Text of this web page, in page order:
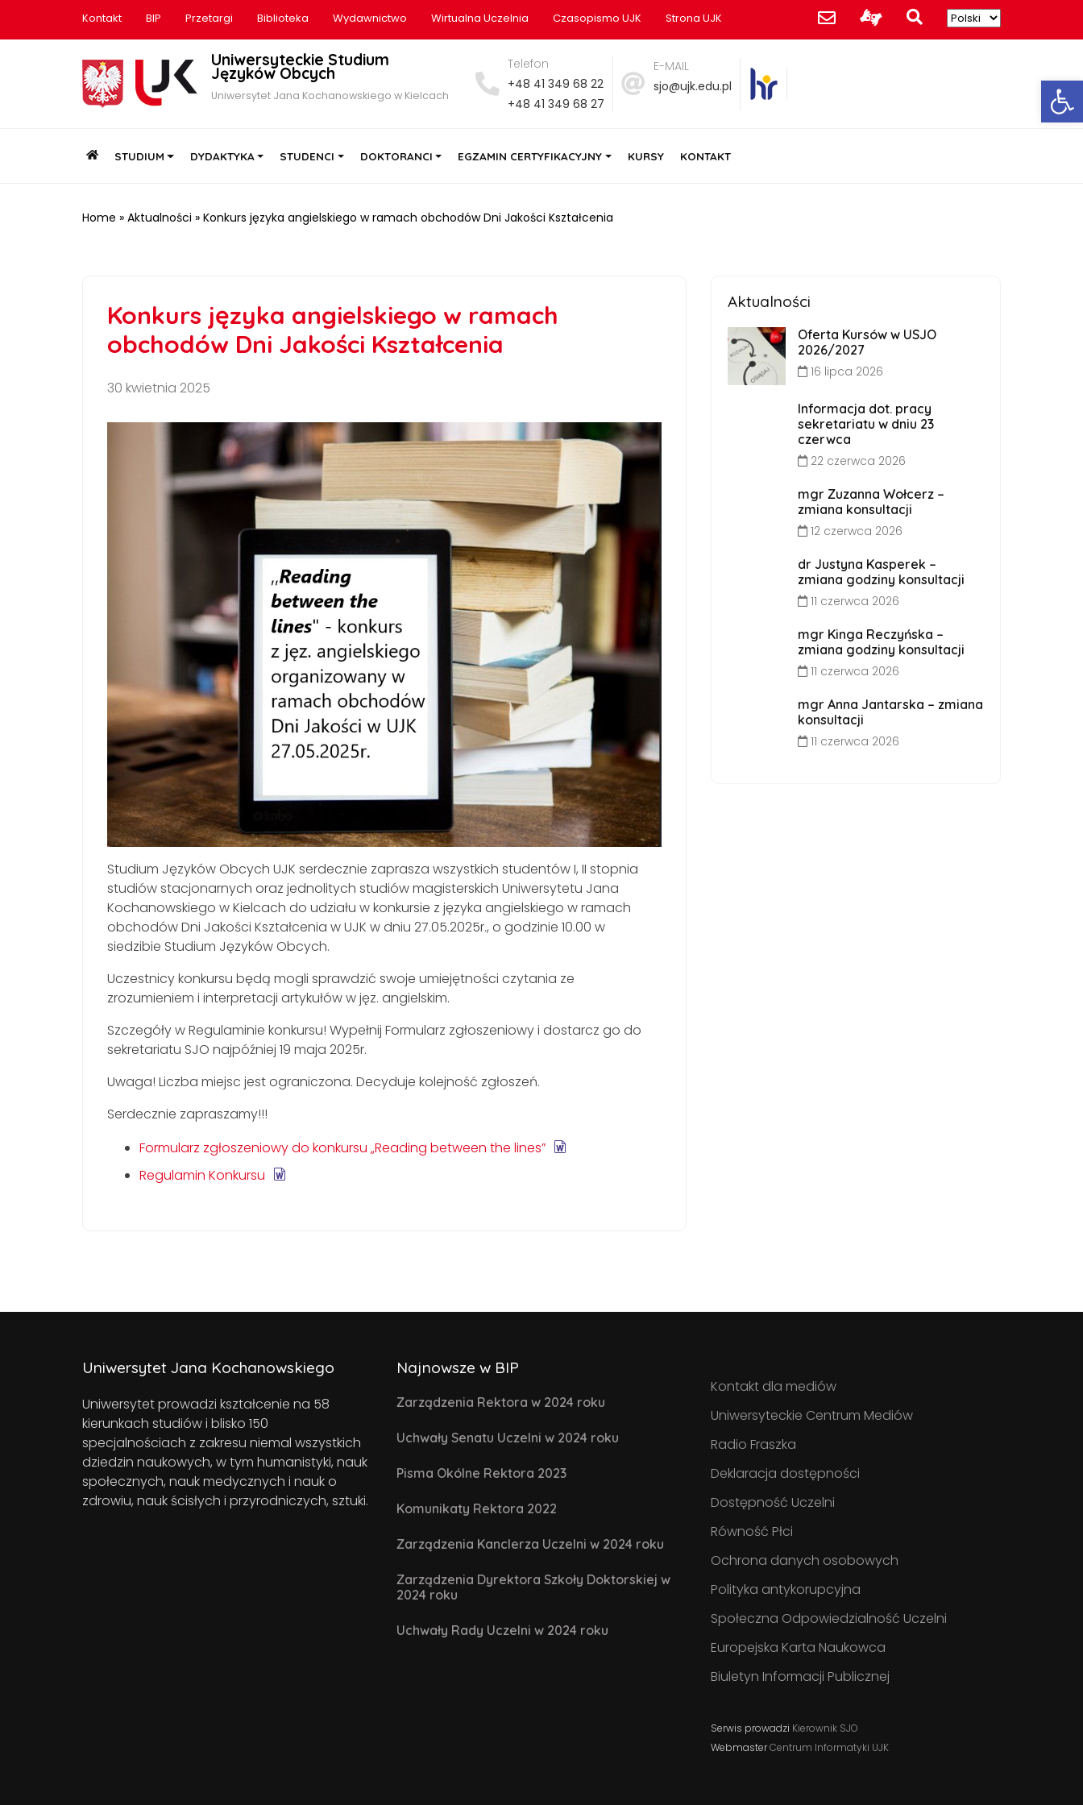
Kontakt BIP Przetargi Biblioteka Wydawnictwo Wirtualna Uczelnia Czasopismo UJK Strona UJK
Uniwersyteckie Studium
Języków Obcych
Uniwersytet Jana Kochanowskiego w Kielcach
Telefon
+48 41 349 68 22
+48 41 349 68 27
E-MAIL
sjo@ujk.edu.pl
HOMESTUDIUM DYDAKTYKA STUDENCI DOKTORANCI EGZAMIN CERTYFIKACYJNY KURSY KONTAKT
Home » Aktualności » Konkurs języka angielskiego w ramach obchodów Dni Jakości Kształcenia
Konkurs języka angielskiego w ramach
obchodów Dni Jakości Kształcenia
30 kwietnia 2025
Studium Języków Obcych UJK serdecznie zaprasza wszystkich studentów I, II stopnia
studiów stacjonarnych oraz jednolitych studiów magisterskich Uniwersytetu Jana
Kochanowskiego w Kielcach do udziału w konkursie z języka angielskiego w ramach
obchodów Dni Jakości Kształcenia w UJK w dniu 27.05.2025r., o godzinie 10.00 w
siedzibie Studium Języków Obcych.
Uczestnicy konkursu będą mogli sprawdzić swoje umiejętności czytania ze
zrozumieniem i interpretacji artykułów w jęz. angielskim.
Szczegóły w Regulaminie konkursu! Wypełnij Formularz zgłoszeniowy i dostarcz go do
sekretariatu SJO najpóźniej 19 maja 2025r.
Uwaga! Liczba miejsc jest ograniczona. Decyduje kolejność zgłoszeń.
Serdecznie zapraszamy!!!
Formularz zgłoszeniowy do konkursu „Reading between the lines”
Regulamin Konkursu
Aktualności
Oferta Kursów w USJO
2026/2027
16 lipca 2026
Informacja dot. pracy
sekretariatu w dniu 23
czerwca
22 czerwca 2026
mgr Zuzanna Wołcerz –
zmiana konsultacji
12 czerwca 2026
dr Justyna Kasperek –
zmiana godziny konsultacji
11 czerwca 2026
mgr Kinga Reczyńska –
zmiana godziny konsultacji
11 czerwca 2026
mgr Anna Jantarska – zmiana
konsultacji
11 czerwca 2026
Uniwersytet Jana Kochanowskiego
Uniwersytet prowadzi kształcenie na 58
kierunkach studiów i blisko 150
specjalnościach z zakresu niemal wszystkich
dziedzin naukowych, w tym humanistyki, nauk
społecznych, nauk medycznych i nauk o
zdrowiu, nauk ścisłych i przyrodniczych, sztuki.
Najnowsze w BIP
Zarządzenia Rektora w 2024 roku
Uchwały Senatu Uczelni w 2024 roku
Pisma Okólne Rektora 2023
Komunikaty Rektora 2022
Zarządzenia Kanclerza Uczelni w 2024 roku
Zarządzenia Dyrektora Szkoły Doktorskiej w
2024 roku
Uchwały Rady Uczelni w 2024 roku
Kontakt dla mediów
Uniwersyteckie Centrum Mediów
Radio Fraszka
Deklaracja dostępności
Dostępność Uczelni
Równość Płci
Ochrona danych osobowych
Polityka antykorupcyjna
Społeczna Odpowiedzialność Uczelni
Europejska Karta Naukowca
Biuletyn Informacji Publicznej
Serwis prowadzi Kierownik SJO
WebmasterCentrum Informatyki UJK